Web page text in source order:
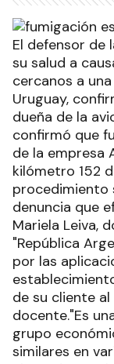
El defensor de
su salud a
cercanos a
Uruguay,
dueña de la
confirmó que
de la empresa
kilómetro 152
procedimiento
denuncia que
Mariela Leiva,
"República
por las
de su cliente
docente."Es
grupo
similares en